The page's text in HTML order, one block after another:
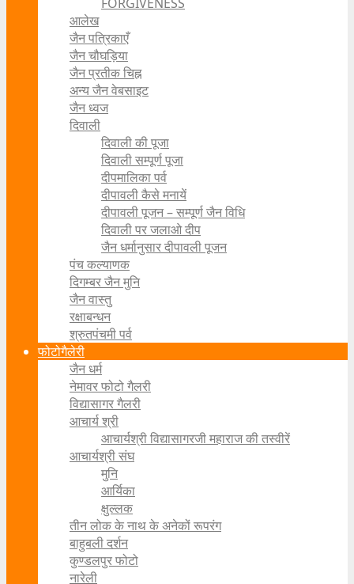
आलेख
जैन पत्रिकाएँ
जैन चौघड़िया
जैन प्रतीक चिह्न
अन्य जैन वेबसाइट
जैन ध्वज
दिवाली
दिवाली की पूजा
दिवाली सम्पूर्ण पूजा
दीपमालिका पर्व
दीपावली कैसे मनायें
दीपावली पूजन – सम्पूर्ण जैन विधि
दिवाली पर जलाओ दीप
जैन धर्मानुसार दीपावली पूजन
पंच कल्याणक
दिगम्बर जैन मुनि
जैन वास्तु
रक्षाबन्धन
श्रुतपंचमी पर्व
फोटोगैलेरी
जैन धर्म
नेमावर फोटो गैलरी
विद्यासागर गैलरी
आचार्य श्री
आचार्यश्री विद्यासागरजी महाराज की तस्वीरें
आचार्यश्री संघ
मुनि
आर्यिका
क्षुल्लक
तीन लोक के नाथ के अनेकों रूपरंग
बाहुबली दर्शन
कुण्डलपुर फोटो
नारेली